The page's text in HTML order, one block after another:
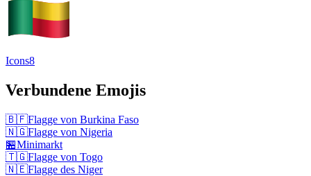
Icons8
Verbundene Emojis
🇧🇫Flagge von Burkina Faso
🇳🇬Flagge von Nigeria
🏪Minimarkt
🇹🇬Flagge von Togo
🇳🇪Flagge des Niger